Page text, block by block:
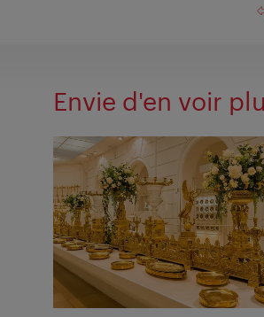
Envie d'en voir